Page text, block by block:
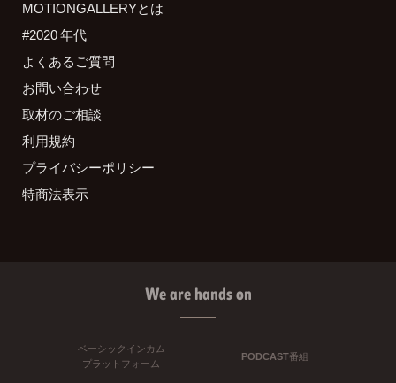
MOTIONGALLERYとは
#2020 年代
よくあるご質問
お問い合わせ
取材のご相談
利用規約
プライバシーポリシー
特商法表示
We are hands on
ベーシックインカム
プラットフォーム
PODCAST番組